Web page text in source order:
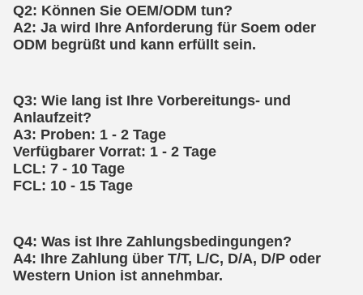
Q2: Können Sie OEM/ODM tun?
A2: Ja wird Ihre Anforderung für Soem oder
ODM begrüßt und kann erfüllt sein.
Q3: Wie lang ist Ihre Vorbereitungs- und
Anlaufzeit?
A3: Proben: 1 - 2 Tage
Verfügbarer Vorrat: 1 - 2 Tage
LCL: 7 - 10 Tage
FCL: 10 - 15 Tage
Q4: Was ist Ihre Zahlungsbedingungen?
A4: Ihre Zahlung über T/T, L/C, D/A, D/P oder
Western Union ist annehmbar.